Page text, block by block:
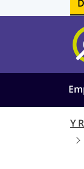
Skip to main
Y